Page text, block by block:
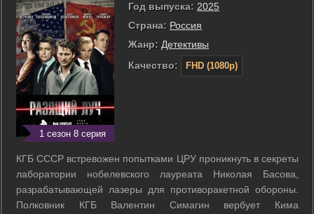
1 сезон 8 серия
Год выпуска: 2025
Страна: Россия
Жанр: Детективы
Качество:
FHD (1080p)
КГБ СССР встревожен попытками ЦРУ проникнуть в секреты
лаборатории нобелевского лауреата Николая Басова,
разрабатывающей лазеры для противоракетной обороны.
Полковник КГБ Валентин Симагин вербует Кима